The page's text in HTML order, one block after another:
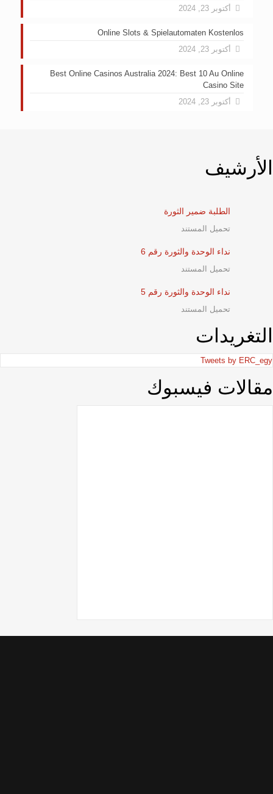
أكتوبر 23, 2024
Online Slots & Spielautomaten Kostenlos
أكتوبر 23, 2024
Best Online Casinos Australia 2024: Best 10 Au Online
Casino Site
أكتوبر 23, 2024
الأرشيف
الطلبة ضمير الثورة
تحميل المستند
نداء الوحدة والثورة رقم 6
تحميل المستند
نداء الوحدة والثورة رقم 5
تحميل المستند
التغريدات
Tweets by ERC_egy
مقالات فيسبوك